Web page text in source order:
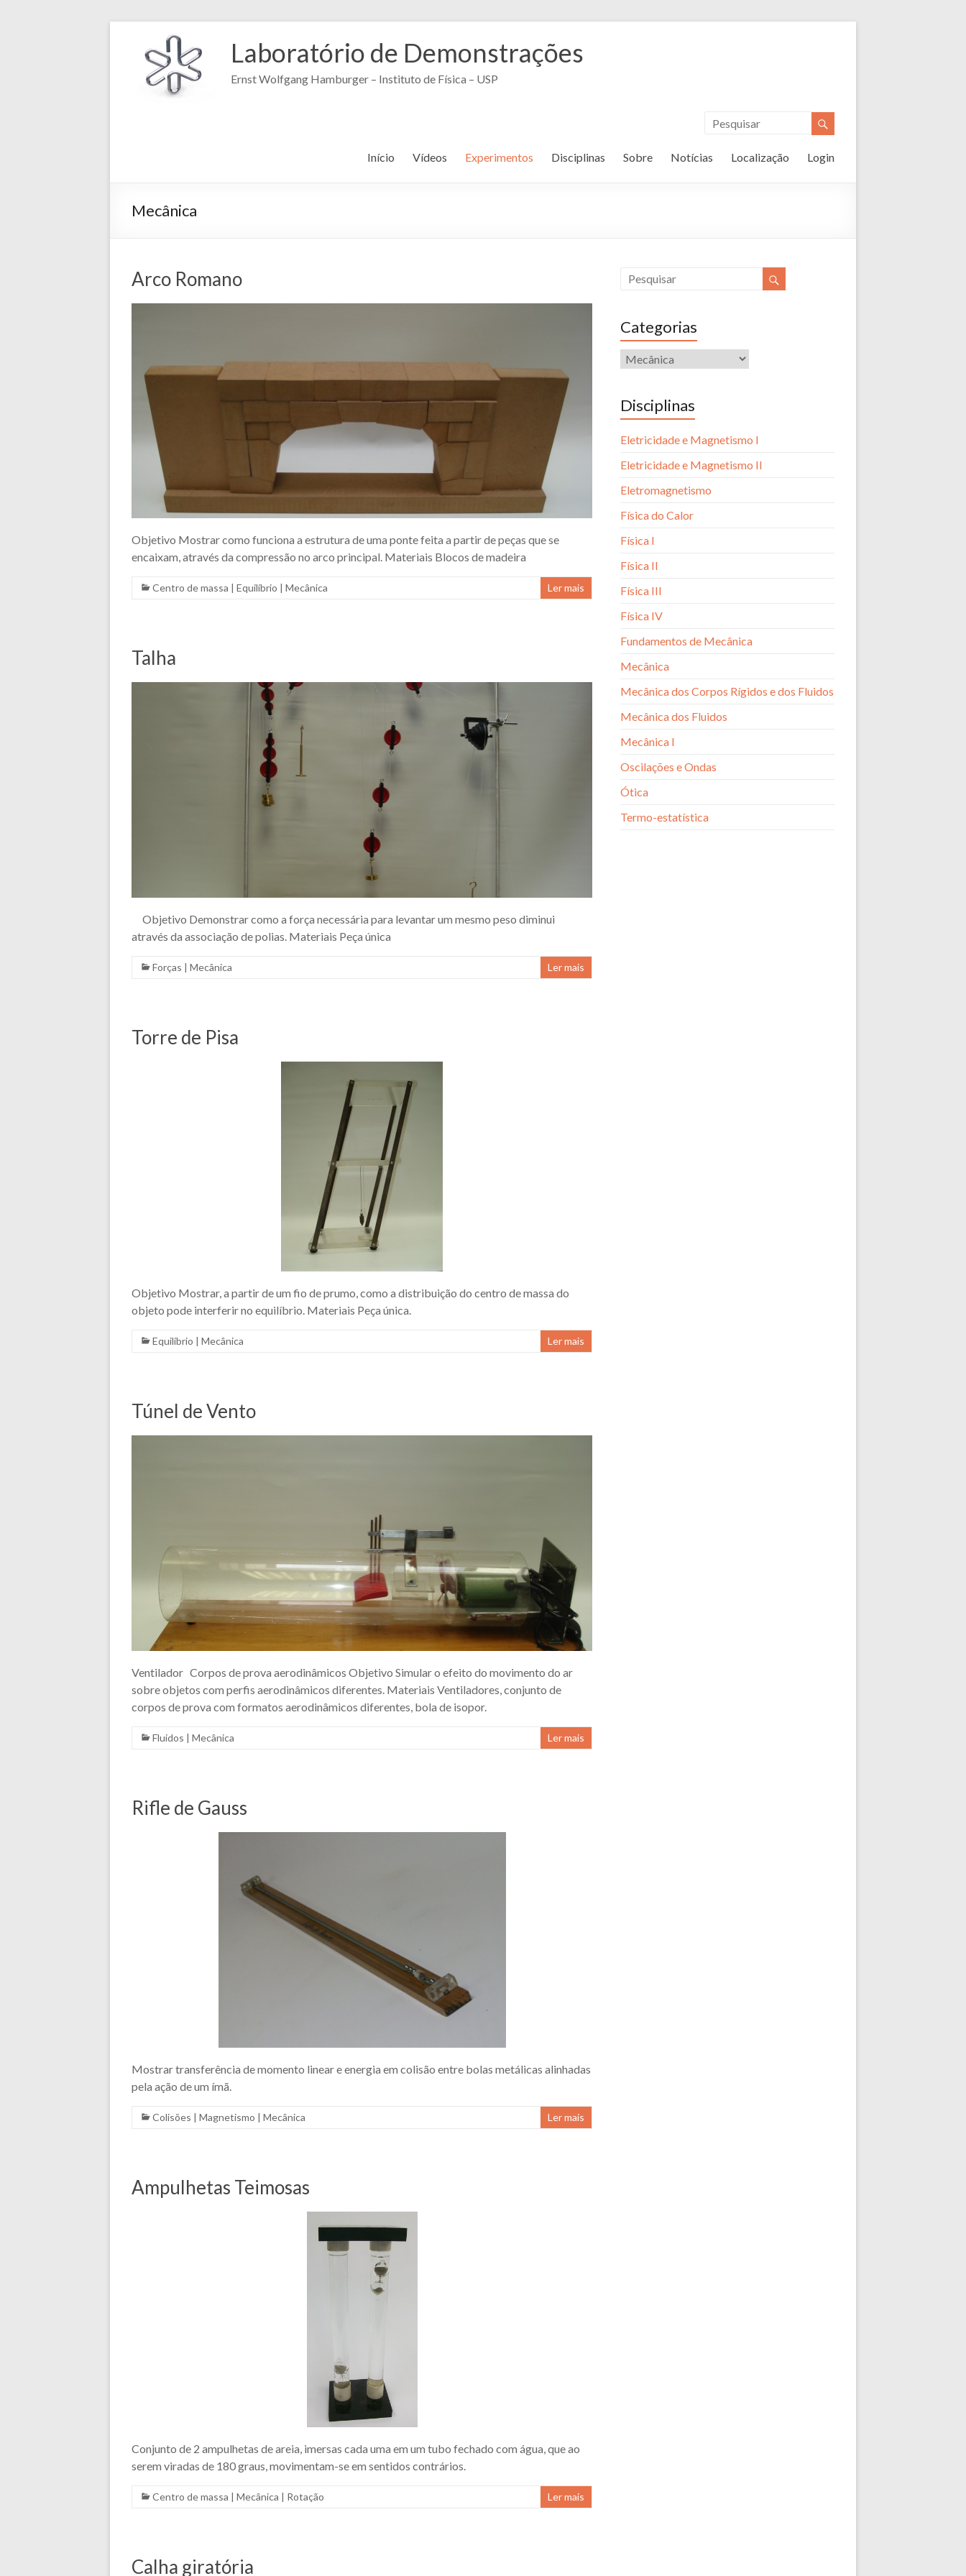
Laboratório de Demonstrações
Ernst Wolfgang Hamburger – Instituto de Física – USP
Início Vídeos Experimentos Disciplinas Sobre Notícias Localização Login
Mecânica
Arco Romano
Objetivo Mostrar como funciona a estrutura de uma ponte feita a partir de peças que se
encaixam, através da compressão no arco principal. Materiais Blocos de madeira
Centro de massa | Equilíbrio | Mecânica Ler mais
Talha
Objetivo Demonstrar como a força necessária para levantar um mesmo peso diminui
através da associação de polias. Materiais Peça única
Forças | Mecânica Ler mais
Torre de Pisa
Objetivo Mostrar, a partir de um fio de prumo, como a distribuição do centro de massa do
objeto pode interferir no equilíbrio. Materiais Peça única.
Equilíbrio | Mecânica Ler mais
Túnel de Vento
Ventilador Corpos de prova aerodinâmicos Objetivo Simular o efeito do movimento do ar
sobre objetos com perfis aerodinâmicos diferentes. Materiais Ventiladores, conjunto de
corpos de prova com formatos aerodinâmicos diferentes, bola de isopor.
Fluidos | Mecânica Ler mais
Rifle de Gauss
Mostrar transferência de momento linear e energia em colisão entre bolas metálicas alinhadas
pela ação de um ímã.
Colisões | Magnetismo | Mecânica Ler mais
Ampulhetas Teimosas
Conjunto de 2 ampulhetas de areia, imersas cada uma em um tubo fechado com água, que ao
serem viradas de 180 graus, movimentam-se em sentidos contrários.
Centro de massa | Mecânica | Rotação Ler mais
Calha giratória
Categorias
Disciplinas
Eletricidade e Magnetismo I
Eletricidade e Magnetismo II
Eletromagnetismo
Física do Calor
Física I
Física II
Física III
Física IV
Fundamentos de Mecânica
Mecânica
Mecânica dos Corpos Rígidos e dos Fluidos
Mecânica dos Fluidos
Mecânica I
Oscilações e Ondas
Ótica
Termo-estatística